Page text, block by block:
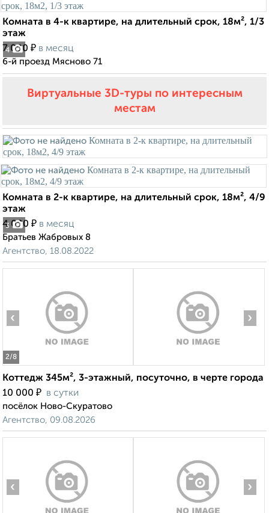
4
Комната в 4-к квартире, на длительный срок, 18м², 1/3
этаж
7 000 ₽ в месяц
6-й проезд Мясново 71
Виртуальные 3D-туры по интересным
местам
3
Комната в 2-к квартире, на длительный срок, 18м², 4/9
этаж
4 000 ₽ в месяц
Братьев Жабровых 8
Агентство, 18.08.2022
2/8
‹ ›
Коттедж 345м², 3-этажный, посуточно, в черте города
10 000 ₽ в сутки
посёлок Ново-Скуратово
Агентство, 09.08.2026
‹ ›